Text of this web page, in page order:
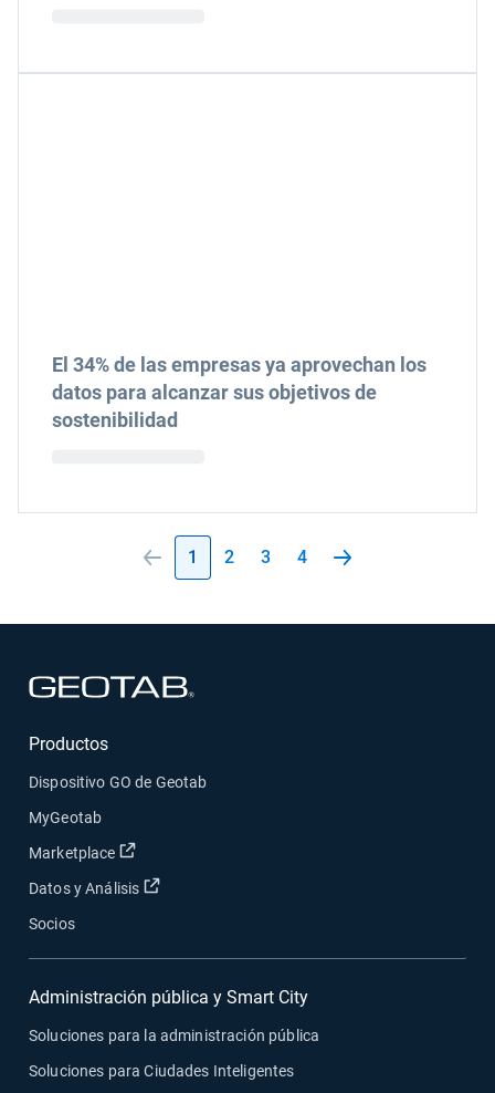
El 34% de las empresas ya aprovechan los
datos para alcanzar sus objetivos de
sostenibilidad
1 2 3 4
Productos
Dispositivo GO de Geotab
MyGeotab
Marketplace
Abrir en una nueva ventana
Datos y Análisis Abrir en una nueva ventana
Socios
Administración pública y Smart City
Soluciones para la administración pública
Soluciones para Ciudades Inteligentes